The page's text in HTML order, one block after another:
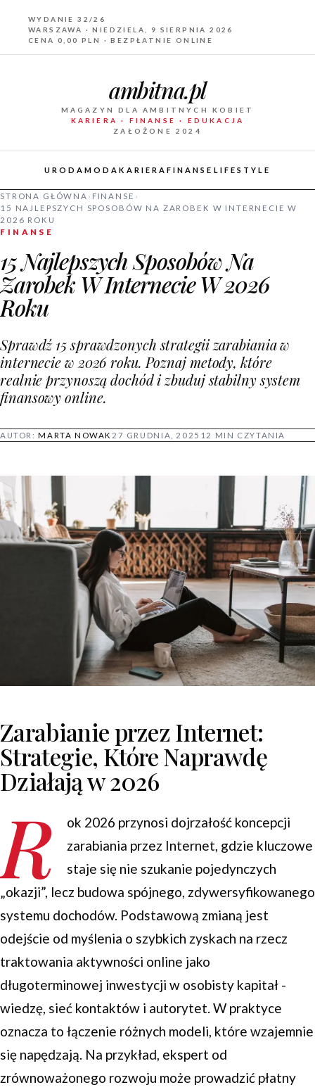
WYDANIE 32/26
WARSZAWA · NIEDZIELA, 9 SIERPNIA 2026
CENA 0,00 PLN · BEZPŁATNIE ONLINE
ambitna.pl
MAGAZYN DLA AMBITNYCH KOBIET
KARIERA · FINANSE · EDUKACJA
ZAŁOŻONE 2024
URODAMODAKARIERA FINANSE LIFESTYLE
STRONA GŁÓWNA › FINANSE ›
15 NAJLEPSZYCH SPOSOBÓW NA ZAROBEK W INTERNECIE W
2026 ROKU
FINANSE
15 Najlepszych Sposobów Na
Zarobek W Internecie W 2026
Roku
Sprawdź 15 sprawdzonych strategii zarabiania w
internecie w 2026 roku. Poznaj metody, które
realnie przynoszą dochód i zbuduj stabilny system
finansowy online.
AUTOR:MARTA NOWAK 27 GRUDNIA, 2025 12 MIN CZYTANIA
Zarabianie przez Internet:
Strategie, Które Naprawdę
Działają w 2026
R
ok 2026 przynosi dojrzałość koncepcji
zarabiania przez Internet, gdzie kluczowe
staje się nie szukanie pojedynczych
„okazji”, lecz budowa spójnego, zdywersyfikowanego
systemu dochodów. Podstawową zmianą jest
odejście od myślenia o szybkich zyskach na rzecz
traktowania aktywności online jako
długoterminowej inwestycji w osobisty kapitał -
wiedzę, sieć kontaktów i autorytet. W praktyce
oznacza to łączenie różnych modeli, które wzajemnie
się napędzają. Na przykład, ekspert od
zrównoważonego rozwoju może prowadzić płatny